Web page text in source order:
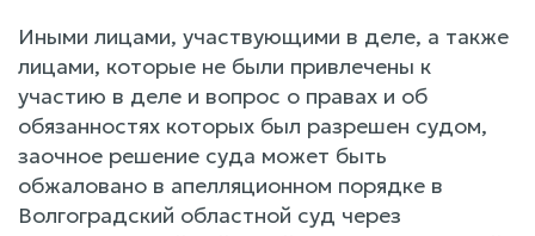
Иными лицами, участвующими в деле, а также
лицами, которые не были привлечены к
участию в деле и вопрос о правах и об
обязанностях которых был разрешен судом,
заочное решение суда может быть
обжаловано в апелляционном порядке в
Волгоградский областной суд через